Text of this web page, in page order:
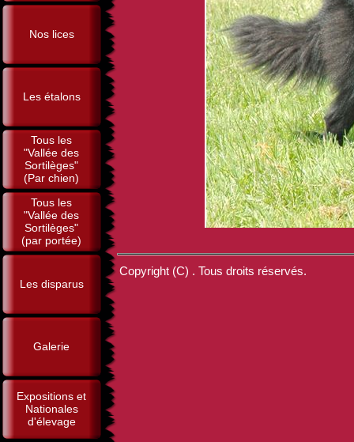
Nos lices
Les étalons
Tous les
"Vallée des
Sortilèges"
(Par chien)
Tous les
"Vallée des
Sortilèges"
(par portée)
Les disparus
Galerie
Expositions et
Nationales
d'élevage
Copyright (C) . Tous droits réservés.